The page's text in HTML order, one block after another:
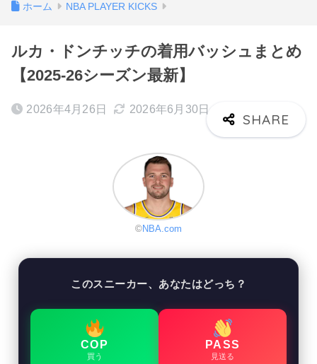
ホーム NBA PLAYER KICKS
ルカ・ドンチッチの着用バッシュまとめ
【2025-26シーズン最新】
2026年4月26日 2026年6月30日
©NBA.com
このスニーカー、あなたはどっち？
COP
買う
PASS
見送る